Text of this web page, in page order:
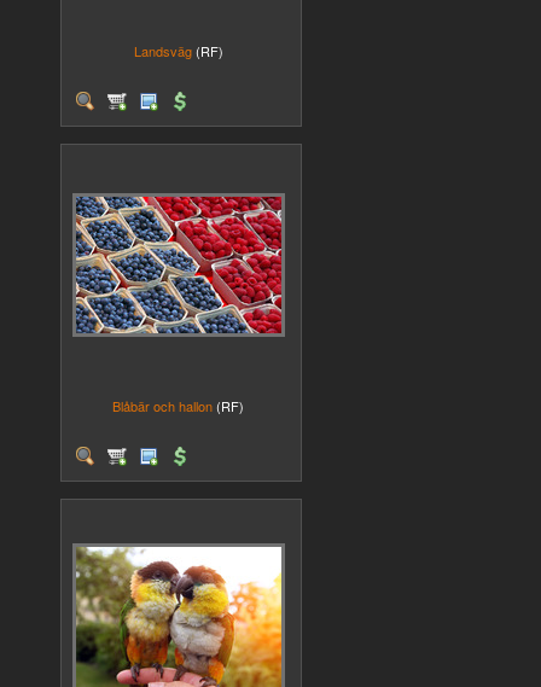
Landsväg (RF)
Blåbär och hallon (RF)